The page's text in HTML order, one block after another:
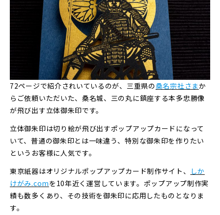
72ページで紹介されいているのが、三重県の桑名宗社さまか
らご依頼いただいた、桑名城、三の丸に鎮座する本多忠勝像
が飛び出す立体御朱印です。
立体御朱印は切り絵が飛び出すポップアップカードになって
いて、普通の御朱印とは一味違う、特別な御朱印を作りたい
というお客様に人気です。
東京紙器はオリジナルポップアップカード制作サイト、
しか
けがみ.comを10年近く運営しています。ポップアップ制作実
績も数多くあり、その技術を御朱印に応用したものとなりま
す。